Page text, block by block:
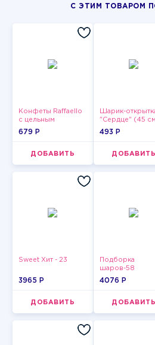
С ЭТИМ ТОВАРОМ
Конфеты Raffaello
с цельным
миндальным
обсыпке 150 г
679 P
ДОБАВИТЬ
Шарик-
"Сердце" (45
2
493 P
ДОБАВИТЬ
Sweet Хит - 23
3965 P
ДОБАВИТЬ
Подборка
шаров-58
4076 P
ДОБАВИТЬ